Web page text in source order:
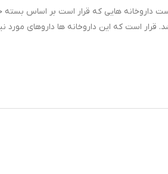
داروخانه هایی که قرار است بر اساس بسته
است که این داروخانه ها داروهای مورد